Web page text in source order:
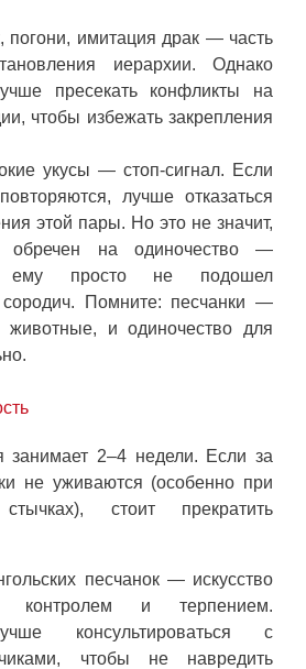
погони, имитация драк — часть
иерархии. Однако
пресекать конфликты на
чтобы избежать закрепления
укусы — стоп-сигнал. Если
лучше отказаться
этой пары. Но это не значит,
обречен на одиночество —
ему просто не подошел
сородич. Помните: песчанки —
животные, и одиночество для
занимает 2–4 недели. Если за
не уживаются (особенно при
стычках), стоит прекратить
песчанок — искусство
контролем и терпением.
консультироваться с
чтобы не навредить